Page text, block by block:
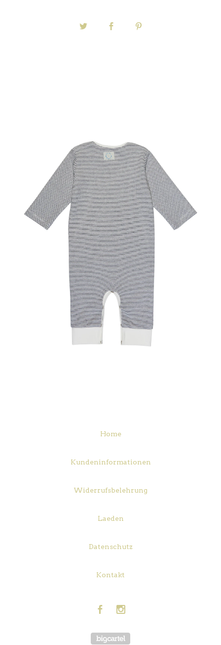
Home
Kundeninformationen
Widerrufsbelehrung
Laeden
Datenschutz
Kontakt